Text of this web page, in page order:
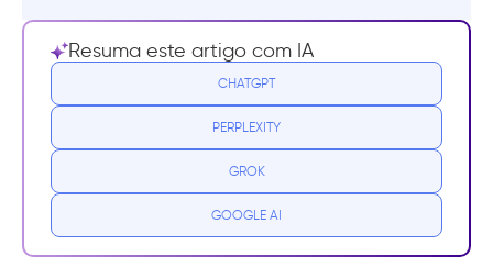
Resumo
Adaptação à nova tecnologia no local de
trabalho
Identificar lacunas de conhecimento
Resuma este artigo com IA
CHATGPT
PERPLEXITY
GROK
GOOGLE AI